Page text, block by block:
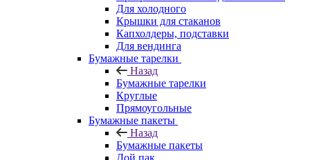
Для холодного
Крышки для стаканов
Капхолдеры, подставки
Для вендинга
Бумажные тарелки
Назад
Бумажные тарелки
Круглые
Прямоугольные
Бумажные пакеты
Назад
Бумажные пакеты
Дой пак